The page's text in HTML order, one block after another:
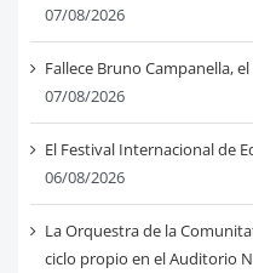
07/08/2026
Fallece Bruno Campanella,
07/08/2026
El Festival Internacional de
06/08/2026
La Orquestra de la
ciclo propio en el Auditorio